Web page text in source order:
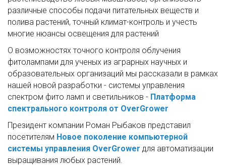
различные способы подачи питательных веществ и
полива растений, точный климат-контроль и учесть
многие нюансы освещения для растений
О возможностях точного контроля облучения
фитолампами для ученых из аграрных научных и
образовательных организаций мы рассказали в рамках
нашей новой разработки - системы управления
спектром фито ламп и светильников - Платформа
спектрального контроля от OverGrower
Президент компании Роман Рыбаков представил
посетителям Новое поколение компьютерной
системы управления OverGrower для автоматизации
выращивания любых растений.